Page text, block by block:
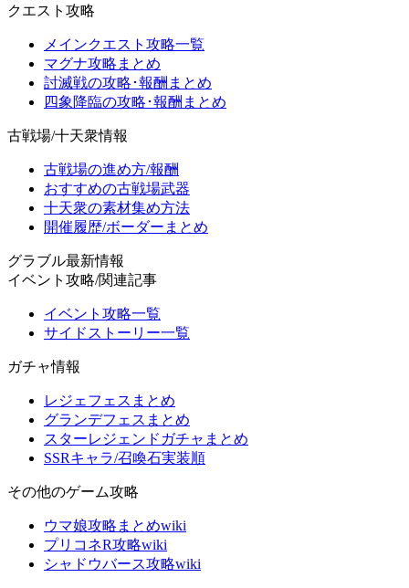
クエスト攻略
メインクエスト攻略一覧
マグナ攻略まとめ
討滅戦の攻略･報酬まとめ
四象降臨の攻略･報酬まとめ
古戦場/十天衆情報
古戦場の進め方/報酬
おすすめの古戦場武器
十天衆の素材集め方法
開催履歴/ボーダーまとめ
グラブル最新情報
イベント攻略/関連記事
イベント攻略一覧
サイドストーリー一覧
ガチャ情報
レジェフェスまとめ
グランデフェスまとめ
スターレジェンドガチャまとめ
SSRキャラ/召喚石実装順
その他のゲーム攻略
ウマ娘攻略まとめwiki
プリコネR攻略wiki
シャドウバース攻略wiki